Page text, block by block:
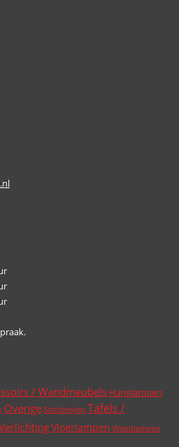
/ Wandmeubels Hanglampen
Overige Schilderijen Tafels /
Vloerlampen Wandlampen